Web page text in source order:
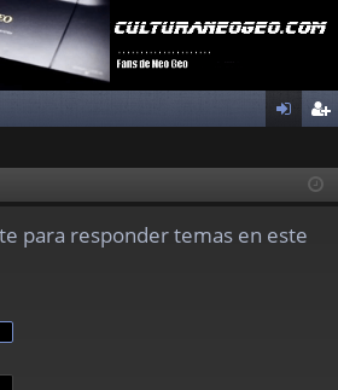
ist
para responder temas en este